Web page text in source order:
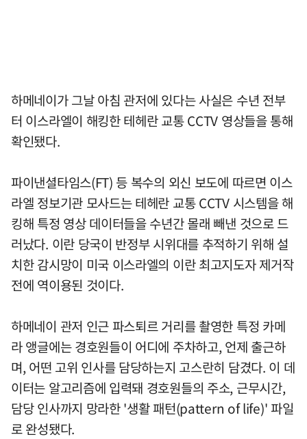
하메네이가 그날 아침 관저에 있다는 사실은 수년 전부
터 이스라엘이 해킹한 테헤란 교통 CCTV 영상들을 통해
확인됐다.
파이낸셜타임스(FT) 등 복수의 외신 보도에 따르면 이스
라엘 정보기관 모사드는 테헤란 교통 CCTV 시스템을 해
킹해 특정 영상 데이터들을 수년간 몰래 빼낸 것으로 드
러났다. 이란 당국이 반정부 시위대를 추적하기 위해 설
치한 감시망이 미국 이스라엘의 이란 최고지도자 제거작
전에 역이용된 것이다.
하메네이 관저 인근 파스퇴르 거리를 촬영한 특정 카메
라 앵글에는 경호원들이 어디에 주차하고, 언제 출근하
며, 어떤 고위 인사를 담당하는지 고스란히 담겼다. 이 데
이터는 알고리즘에 입력돼 경호원들의 주소, 근무시간,
담당 인사까지 망라한 '생활 패턴(pattern of life)' 파일
로 완성됐다.